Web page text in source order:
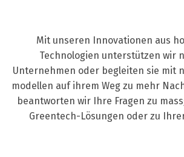
Mit unseren Innovationen aus
Technologien unterstützen wir
Unternehmen oder begleiten sie mit
modellen auf ihrem Weg zu mehr
beantworten wir Ihre Fragen zu
Greentech-Lösungen oder zu